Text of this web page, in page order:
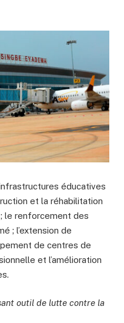
éducatives
et la réhabilitation
le renforcement des
; l’extension de
de centres de
et l’amélioration
outil de lutte contre la